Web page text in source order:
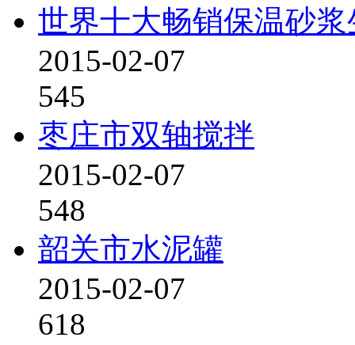
世界十大畅销保温砂
2015-02-07
545
枣庄市双轴搅拌
2015-02-07
548
韶关市水泥罐
2015-02-07
618